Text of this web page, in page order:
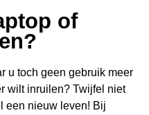
of
u toch geen gebruik meer
wilt inruilen? Twijfel niet
een nieuw leven! Bij